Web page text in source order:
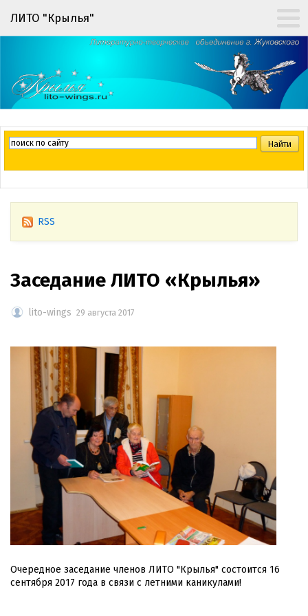
ЛИТО "Крылья"
RSS
Заседание ЛИТО «Крылья»
lito-wings 29 августа 2017
Очередное заседание членов ЛИТО "Крылья" состоится 16
сентября 2017 года в связи с летними каникулами!